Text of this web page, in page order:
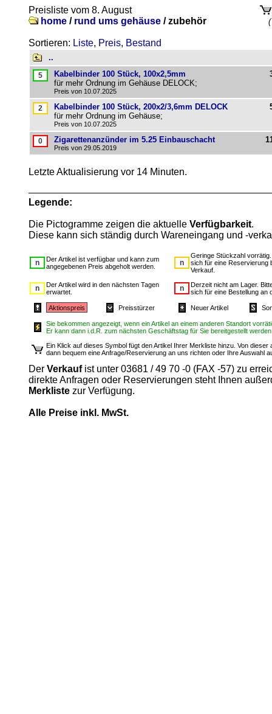
Preisliste vom 8. August
home / rund ums gehäuse /zubehör
Sortieren: Liste, Preis, Bestand
..
Kabelbinder 100 Stück, 100x2,5mm
für mehr Ordnung im Gehäuse DELOCK;
Preis von 10.07.2025
Kabelbinder 100 Stück, 200x2/3,6mm DELOCK
für mehr Ordnung im Gehäuse;
Preis von 10.07.2025
Zigarettenanzünder im 5.25 Einbauschacht
Preis von 29.05.2019
Letzte Aktualisierung vor 14 Minuten.
Legende:
Die Pictogramme zeigen die aktuelle Verfügbarkeit.
Diese kann sich ständig durch Wareneingang und -
Der Artikel ist verfügbar und kann zum
angegebenen Preis abgeholt werden.
Geringe Stückzahl
sich für eine Reservierung
Verkauf.
Der Artikel wird in den nächsten Tagen
erwartet.
Derzeit nicht am Lager.
sich für eine Bestellung an
Aktionspreis Preisstürzer Neuer Artikel
Sie bekommen angezeigt, wenn ein Artikel an einem anderen Standort
Er kann dann i.d.R. zum nächsten Geschäftstag für Sie bereitgestellt
Ein Klick auf dieses Symbol fügt den Artikel Ihrer Merkliste hinzu. Von dieser
dann bequem eine Anfrage/Reservierung an uns richten oder Ihre Auswahl
Der Verkaufist unter 03681 / 49 70 -0 (FAX -57) zu
direkte Anfragen oder Reservierungen steht Ihnen
Merkliste zur Verfügung.
Alle Preise inkl. MwSt.